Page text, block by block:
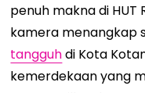
penuh makna di HUT
kamera menangkap
tangguhdi Kota
kemerdekaan yang